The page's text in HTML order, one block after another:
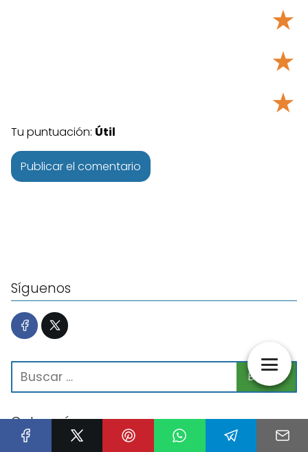
★
★
★
Tu puntuación: Útil
Síguenos
Categorías